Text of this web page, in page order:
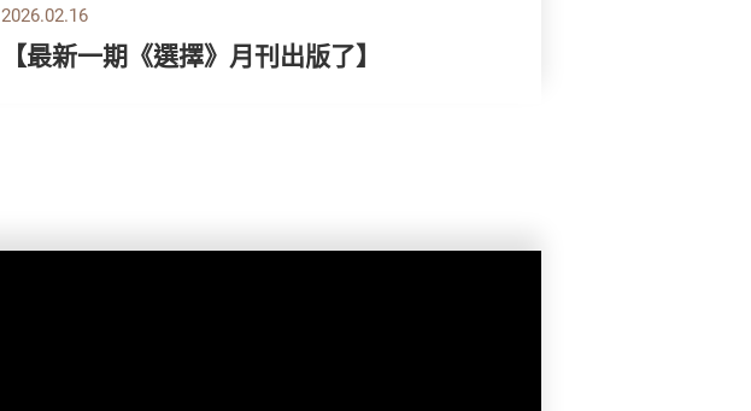
2026.02.16
【最新一期《選擇》月刊出版了】